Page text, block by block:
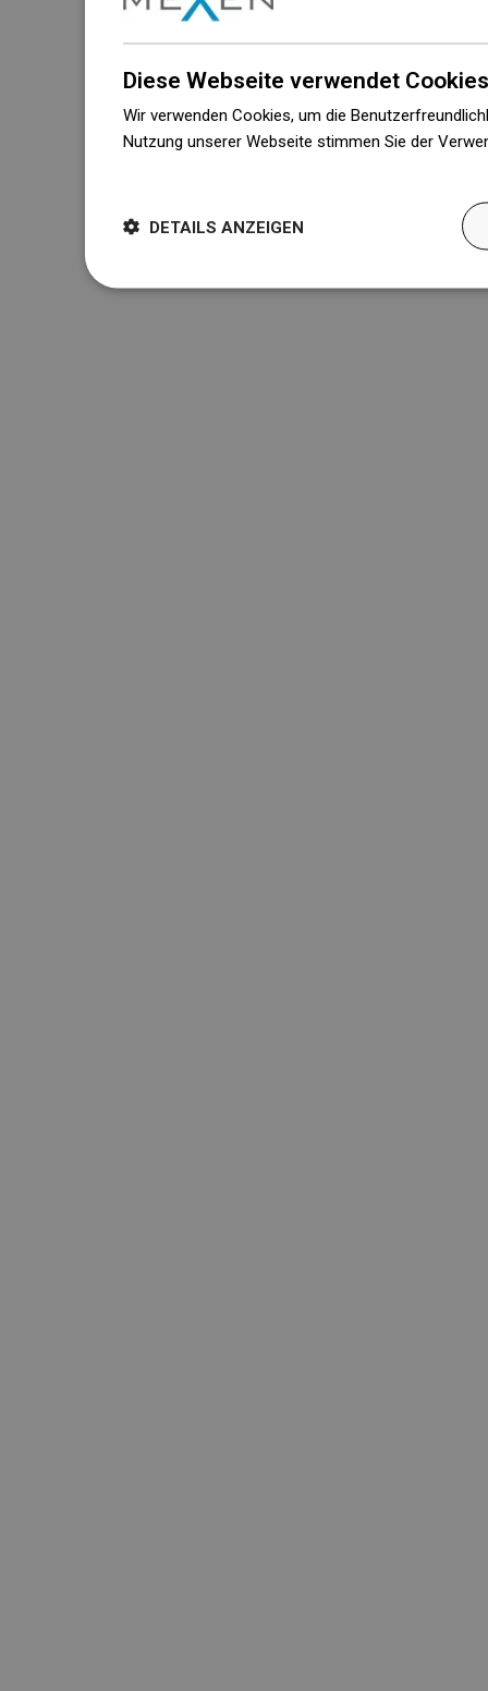
Diese Webseite verwendet
Wir verwenden Cookies, um die
Nutzung unserer Webseite stimmen Sie der
DETAILS ANZEIGEN